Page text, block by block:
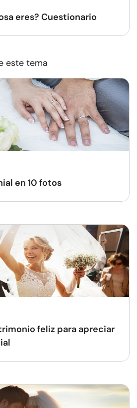
eres? Cuestionario
este tema
en 10 fotos
feliz para apreciar